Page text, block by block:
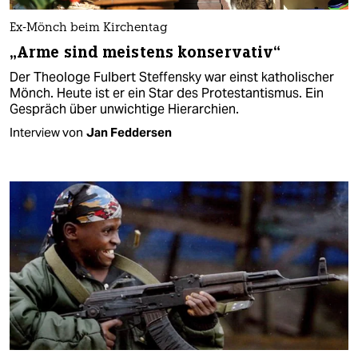
Ex-Mönch beim Kirchentag
„Arme sind meistens konservativ“
Der Theologe Fulbert Steffensky war einst katholischer
Mönch. Heute ist er ein Star des Protestantismus. Ein
Gespräch über unwichtige Hierarchien.
Interview von Jan Feddersen